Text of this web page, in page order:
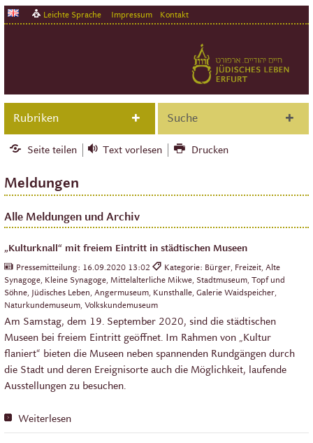
Leichte Sprache Impressum Kontakt
Rubriken Suche
Seite teilen Text vorlesen Drucken
Meldungen
Alle Meldungen und Archiv
„Kulturknall“ mit freiem Eintritt in städtischen Museen
Pressemitteilung: 16.09.2020 13:02
Kategorie: Bürger, Freizeit, Alte
Synagoge, Kleine Synagoge, Mittelalterliche Mikwe, Stadtmuseum, Topf und
Söhne, Jüdisches Leben, Angermuseum, Kunsthalle, Galerie Waidspeicher,
Naturkundemuseum, Volkskundemuseum
Am Samstag, dem 19. September 2020, sind die städtischen
Museen bei freiem Eintritt geöffnet. Im Rahmen von „Kultur
flaniert“ bieten die Museen neben spannenden Rundgängen durch
die Stadt und deren Ereignisorte auch die Möglichkeit, laufende
Ausstellungen zu besuchen.
Weiterlesen